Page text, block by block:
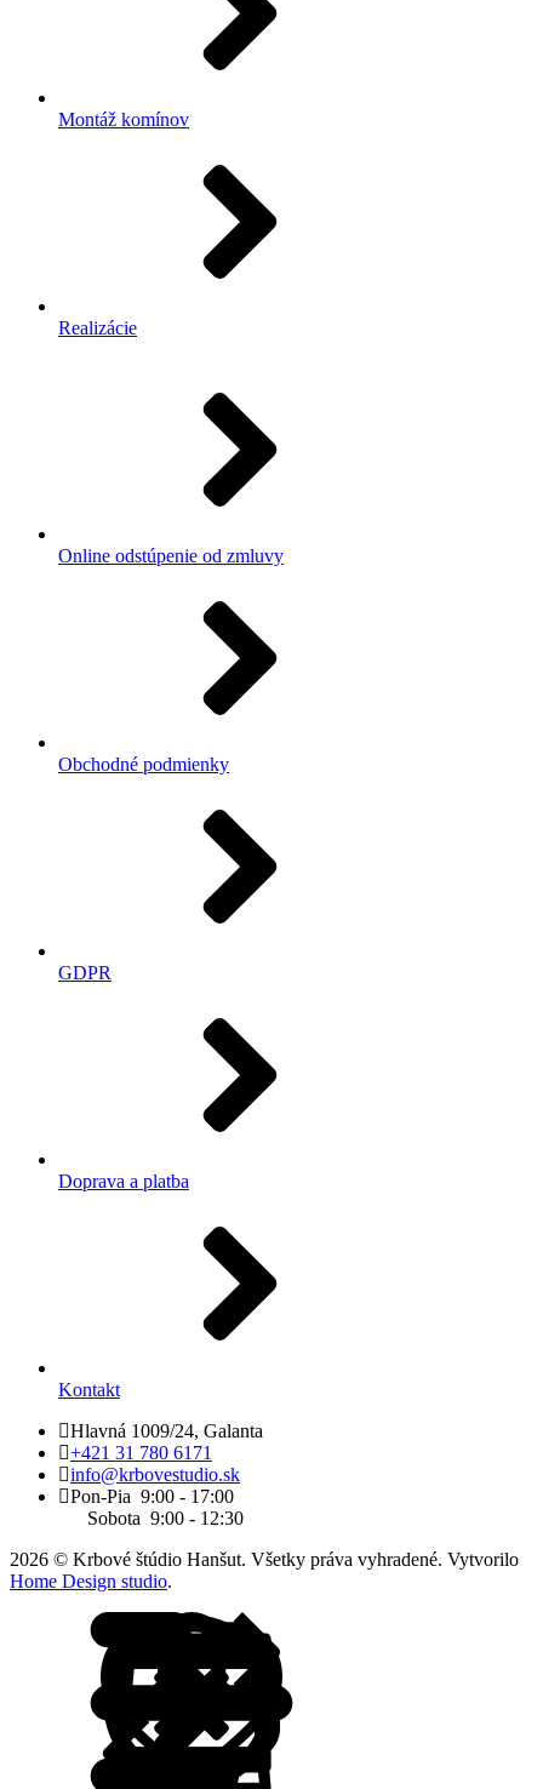
Montáž komínov
Realizácie
Online odstúpenie od zmluvy
Obchodné podmienky
GDPR
Doprava a platba
Kontakt
Hlavná 1009/24, Galanta
+421 31 780 6171
info@krbovestudio.sk
Pon-Pia 9:00 - 17:00
Sobota 9:00 - 12:30
2026 © Krbové štúdio Hanšut. Všetky práva vyhradené. Vytvorilo
Home Design studio.